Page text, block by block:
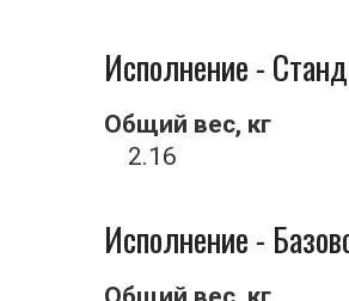
Исполнение -
Общий вес, кг
2.16
Исполнение -